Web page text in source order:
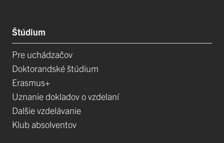
Štúdium
Pre uchádzačov
Doktorandské štúdium
Erasmus+
Uznanie dokladov o vzdelaní
Dalšie vzdelávanie
Klub absolventov